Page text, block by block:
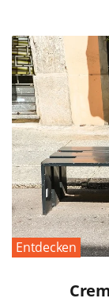
Entdecken